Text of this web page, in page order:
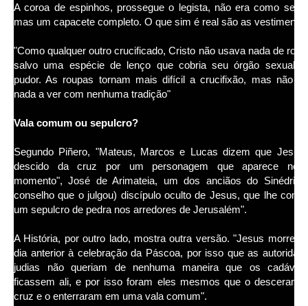
A coroa de espinhos, prossegue o legista, não era como se
mas um capacete completo. O que sim é real são as
"Como qualquer outro crucificado, Cristo não usava nada de
salvo uma espécie de lenço que cobria seu órgão sexual
pudor. As roupas tornam mais difícil a crucifixão, mas não
nada a ver com nenhuma tradição"
Vala comum ou sepulcro?
Segundo Piñero, "Mateus, Marcos e Lucas dizem que Jesus
descido da cruz por um personagem que aparece
momento", José de Arimateia, um dos anciãos do Sinédrio
conselho que o julgou) discípulo oculto de Jesus, que lhe
um sepulcro de pedra nos arredores de Jerusalém".
A História, por outro lado, mostra outra versão. "Jesus morreu
dia anterior à celebração da Páscoa, por isso que as
judias não queriam de nenhuma maneira que os
ficassem ali, e por isso foram eles mesmos que o desceram
cruz e o enterraram em uma vala comum".